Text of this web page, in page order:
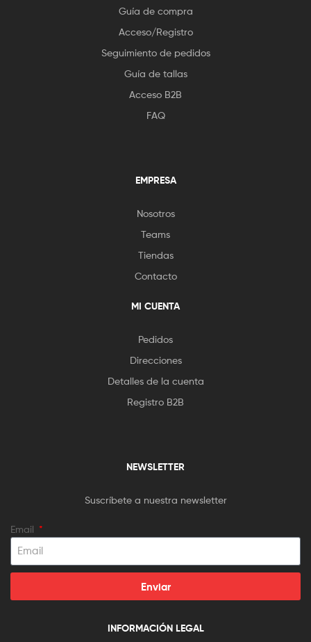
Guía de compra
Acceso/Registro
Seguimiento de pedidos
Guía de tallas
Acceso B2B
FAQ
EMPRESA
Nosotros
Teams
Tiendas
Contacto
MI CUENTA
Pedidos
Direcciones
Detalles de la cuenta
Registro B2B
NEWSLETTER
Suscríbete a nuestra newsletter
Email
Enviar
INFORMACIÓN LEGAL